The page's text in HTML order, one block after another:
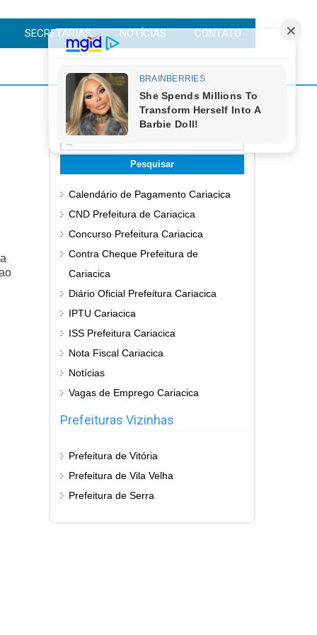
SECRETARIAS NOTÍCIAS CONTATO
Pesquisar
por:
Calendário de Pagamento Cariacica
CND Prefeitura de Cariacica
Concurso Prefeitura Cariacica
Contra Cheque Prefeitura de
Cariacica
Diário Oficial Prefeitura Cariacica
IPTU Cariacica
ISS Prefeitura Cariacica
Nota Fiscal Cariacica
Notícias
Vagas de Emprego Cariacica
Prefeituras Vizinhas
Prefeitura de Vitória
Prefeitura de Vila Velha
Prefeitura de Serra